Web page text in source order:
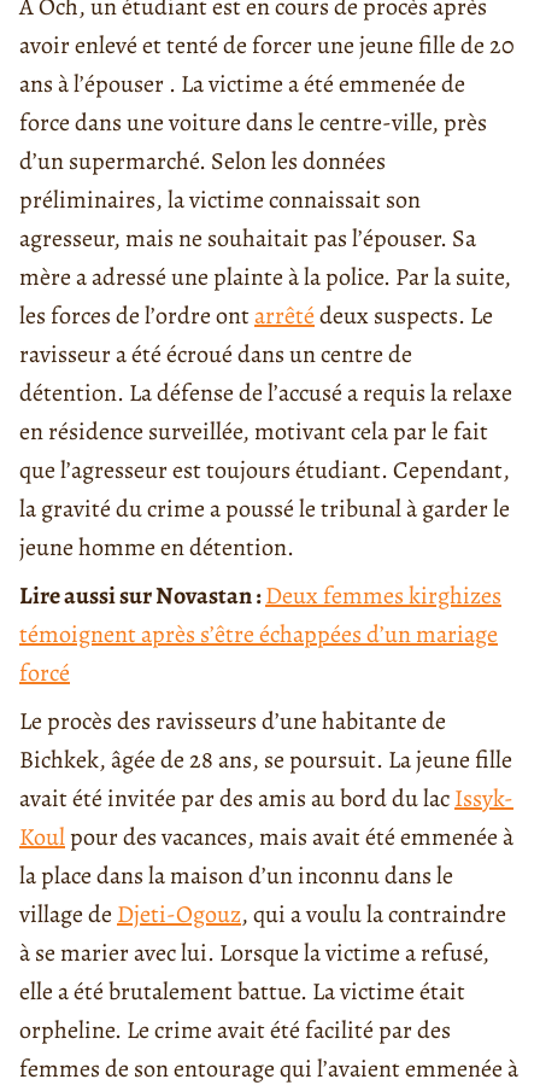
À Och, un étudiant est en cours de procès après
avoir enlevé et tenté de forcer une jeune fille de 20
ans à l’épouser . La victime a été emmenée de
force dans une voiture dans le centre-ville, près
d’un supermarché. Selon les données
préliminaires, la victime connaissait son
agresseur, mais ne souhaitait pas l’épouser. Sa
mère a adressé une plainte à la police. Par la suite,
les forces de l’ordre ontarrêtédeux suspects. Le
ravisseur a été écroué dans un centre de
détention. La défense de l’accusé a requis la relaxe
en résidence surveillée, motivant cela par le fait
que l’agresseur est toujours étudiant. Cependant,
la gravité du crime a poussé le tribunal à garder le
jeune homme en détention.
Lire aussi sur Novastan :Deux femmes kirghizes
témoignent après s’être échappées d’un mariage
forcé
Le procès des ravisseurs d’une habitante de
Bichkek, âgée de 28 ans, se poursuit. La jeune fille
avait été invitée par des amis au bord du lacIssyk-
Koulpour des vacances, mais avait été emmenée à
la place dans la maison d’un inconnu dans le
village de Djeti-Ogouz, qui a voulu la contraindre
à se marier avec lui. Lorsque la victime a refusé,
elle a été brutalement battue. La victime était
orpheline. Le crime avait été facilité par des
femmes de son entourage qui l’avaient emmenée à